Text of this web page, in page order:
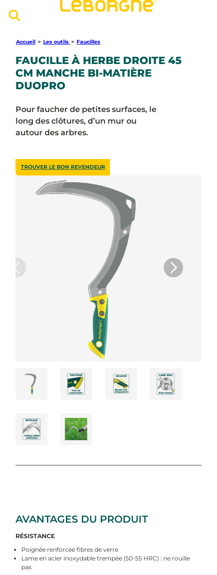
Accueil > Les outils > Faucilles
FAUCILLE À HERBE DROITE 45
CM MANCHE BI-MATIÈRE
DUOPRO
Pour faucher de petites surfaces, le
long des clôtures, d’un mur ou
autour des arbres.
TROUVER LE BON REVENDEUR
AVANTAGES DU PRODUIT
RÉSISTANCE
Poignée renforcée fibres de verre
Lame en acier inoxydable trempée (50-55 HRC) : ne rouille
pas